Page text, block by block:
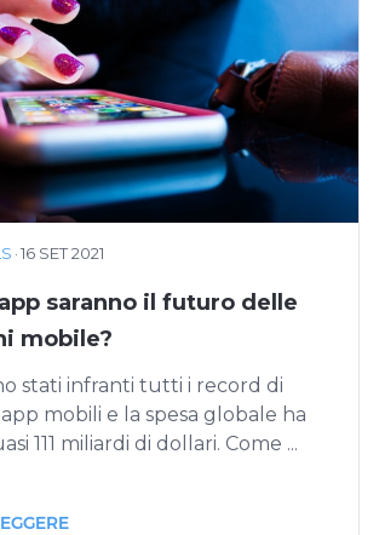
·16 SET 2021
saranno il futuro delle
mobile?
stati infranti tutti i record di
mobili e la spesa globale ha
111 miliardi di dollari. Come ...